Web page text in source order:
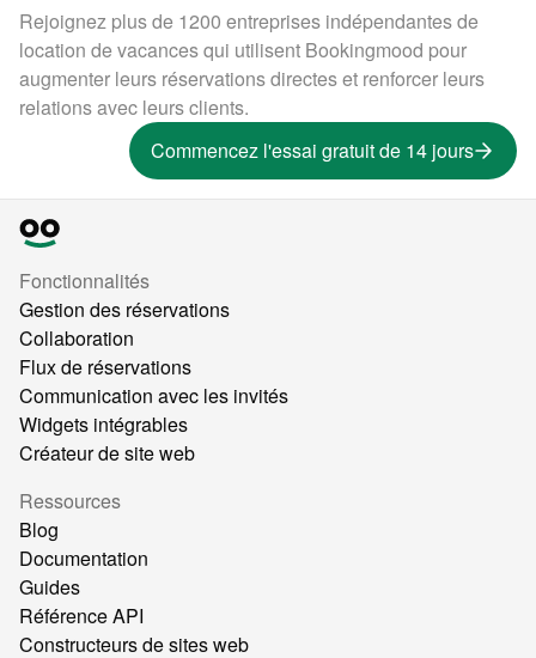
Rejoignez plus de 1200 entreprises indépendantes de
location de vacances qui utilisent Bookingmood pour
augmenter leurs réservations directes et renforcer leurs
relations avec leurs clients.
Commencez l'essai gratuit de 14 jours
Fonctionnalités
Gestion des réservations
Collaboration
Flux de réservations
Communication avec les invités
Widgets intégrables
Créateur de site web
Ressources
Blog
Documentation
Guides
Référence API
Constructeurs de sites web